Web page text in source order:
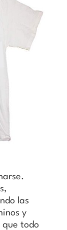
las
y
que todo